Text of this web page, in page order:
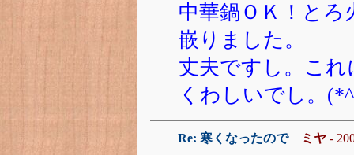
中華鍋ＯＫ！と
嵌りました。
丈夫ですし。こ
くわしいでし。
Re: 寒くなったので ミヤ -